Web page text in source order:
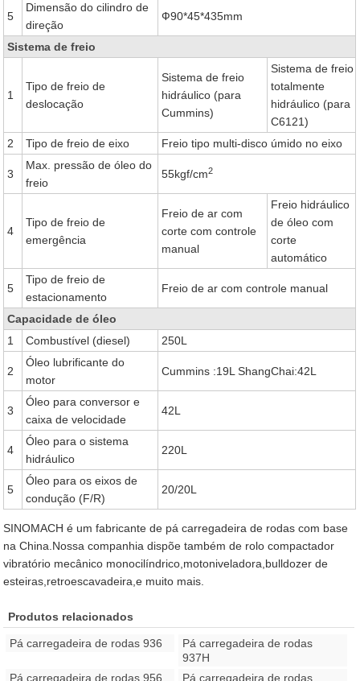
5
Dimensão do cilindro de
direção
Ф90*45*435mm
Sistema de freio
1
Tipo de freio de
deslocação
Sistema de freio
hidráulico (para
Cummins)
Sistema de freio
totalmente
hidráulico (para
C6121)
2
Tipo de freio de eixo Freio tipo multi-disco úmido no eixo
3
Max. pressão de óleo do
freio
55kgf/cm2
4
Tipo de freio de
emergência
Freio de ar com
corte com controle
manual
Freio hidráulico
de óleo com
corte
automático
5
Tipo de freio de
estacionamento
Freio de ar com controle manual
Capacidade de óleo
1
Combustível (diesel) 250L
2
Óleo lubrificante do
motor
Cummins :19L ShangChai:42L
3
Óleo para conversor e
caixa de velocidade
42L
4
Óleo para o sistema
hidráulico
220L
5
Óleo para os eixos de
condução (F/R)
20/20L
SINOMACH é um fabricante de pá carregadeira de rodas com base
na China.Nossa companhia dispõe também de rolo compactador
vibratório mecânico monocilíndrico,motoniveladora,bulldozer de
esteiras,retroescavadeira,e muito mais.
Produtos relacionados
Pá carregadeira de rodas 936
Pá carregadeira de rodas
937H
Pá carregadeira de rodas 956
Pá carregadeira de rodas